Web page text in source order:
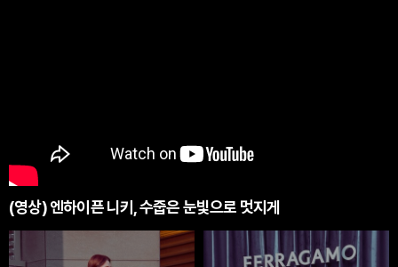
(영상) 엔하이픈 니키, 수줍은 눈빛으로 멋지게